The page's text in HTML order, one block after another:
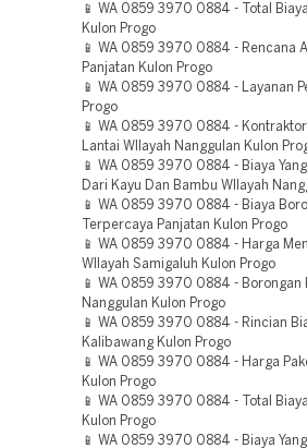
📱 WA 0859 3970 0884 - Total
Kulon Progo
📱 WA 0859 3970 0884 - Rencana
Panjatan Kulon Progo
📱 WA 0859 3970 0884 - Layanan
Progo
📱 WA 0859 3970 0884 -
Lantai WIlayah Nanggulan Kulon
📱 WA 0859 3970 0884 - Biaya
Dari Kayu Dan Bambu WIlayah
📱 WA 0859 3970 0884 - Biaya
Terpercaya Panjatan Kulon Progo
📱 WA 0859 3970 0884 - Harga
WIlayah Samigaluh Kulon Progo
📱 WA 0859 3970 0884 - Borongan
Nanggulan Kulon Progo
📱 WA 0859 3970 0884 - Rincian
Kalibawang Kulon Progo
📱 WA 0859 3970 0884 - Harga
Kulon Progo
📱 WA 0859 3970 0884 - Total
Kulon Progo
📱 WA 0859 3970 0884 - Biaya